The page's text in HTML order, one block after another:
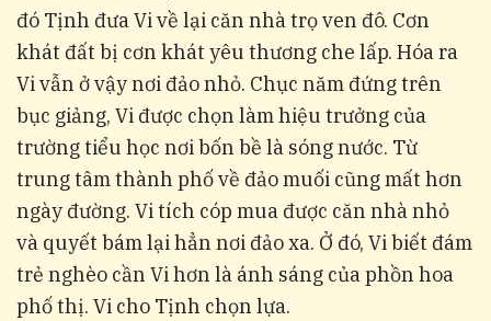
đó Tịnh đưa Vi về lại căn nhà trọ ven đô. Cơn
khát đất bị cơn khát yêu thương che lấp. Hóa ra
Vi vẫn ở vậy nơi đảo nhỏ. Chục năm đứng trên
bục giảng, Vi được chọn làm hiệu trưởng của
trường tiểu học nơi bốn bề là sóng nước. Từ
trung tâm thành phố về đảo muối cũng mất hơn
ngày đường. Vi tích cóp mua được căn nhà nhỏ
và quyết bám lại hẳn nơi đảo xa. Ở đó, Vi biết đám
trẻ nghèo cần Vi hơn là ánh sáng của phồn hoa
phố thị. Vi cho Tịnh chọn lựa.